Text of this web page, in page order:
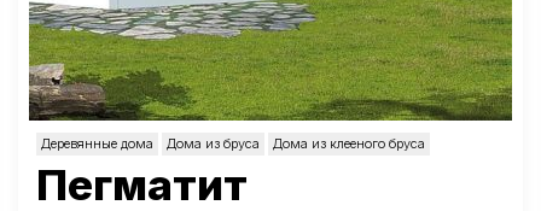
Деревянные дома Дома из бруса Дома из клееного бруса
Пегматит